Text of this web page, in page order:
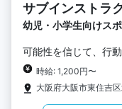
サブインストラ
幼児・小学生向けス
可能性を信じて、行
時給: 1,200円〜
大阪府大阪市東住吉